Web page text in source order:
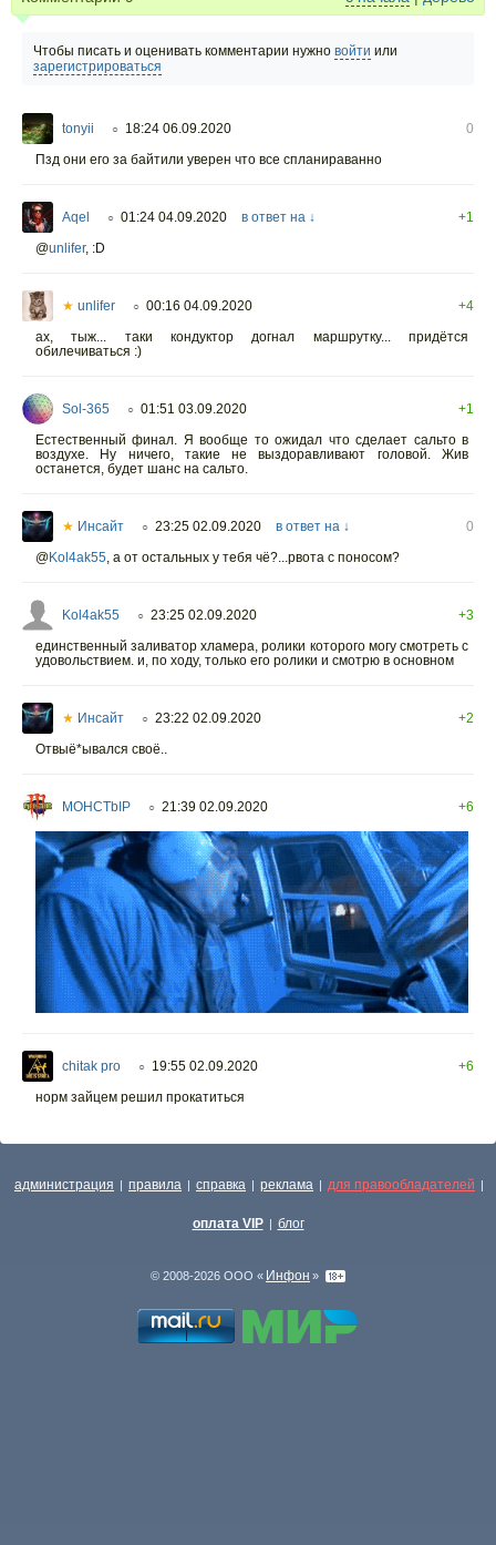
Чтобы писать и оценивать комментарии нужно войти или
зарегистрироваться
tonyii ○ 18:24 06.09.2020
0
Пзд они его за байтили уверен что все спланираванно
Aqel ○ 01:24 04.09.2020 в ответ на ↓
+1
@unlifer, :D
★ unlifer ○ 00:16 04.09.2020
+4
ах, тыж... таки кондуктор догнал маршрутку... придётся
обилечиваться :)
Sol-365 ○ 01:51 03.09.2020
+1
Естественный финал. Я вообще то ожидал что сделает сальто в
воздухе. Ну ничего, такие не выздоравливают головой. Жив
останется, будет шанс на сальто.
★ Инсайт ○ 23:25 02.09.2020 в ответ на ↓
0
@Kol4ak55 а от остальных у тебя чё?...рвота с поносом?
Kol4ak55 ○ 23:25 02.09.2020
+3
единственный заливатор хламера, ролики которого могу смотреть с
удовольствием. и, по ходу, только его ролики и смотрю в основном
★ Инсайт ○ 23:22 02.09.2020
+2
Отвыё*ывался своё..
MOHCTbIP ○ 21:39 02.09.2020 +6
chitak pro ○ 19:55 02.09.2020
+6
норм зайцем решил прокатиться
администрация | правила | справка | реклама | для правообладателей |
оплата VIP | блог
© 2008-2026 ООО « Инфон »